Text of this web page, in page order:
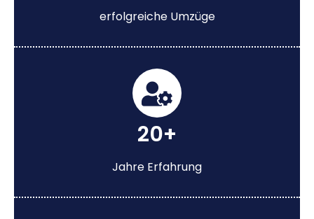
erfolgreiche Umzüge
20+
Jahre Erfahrung